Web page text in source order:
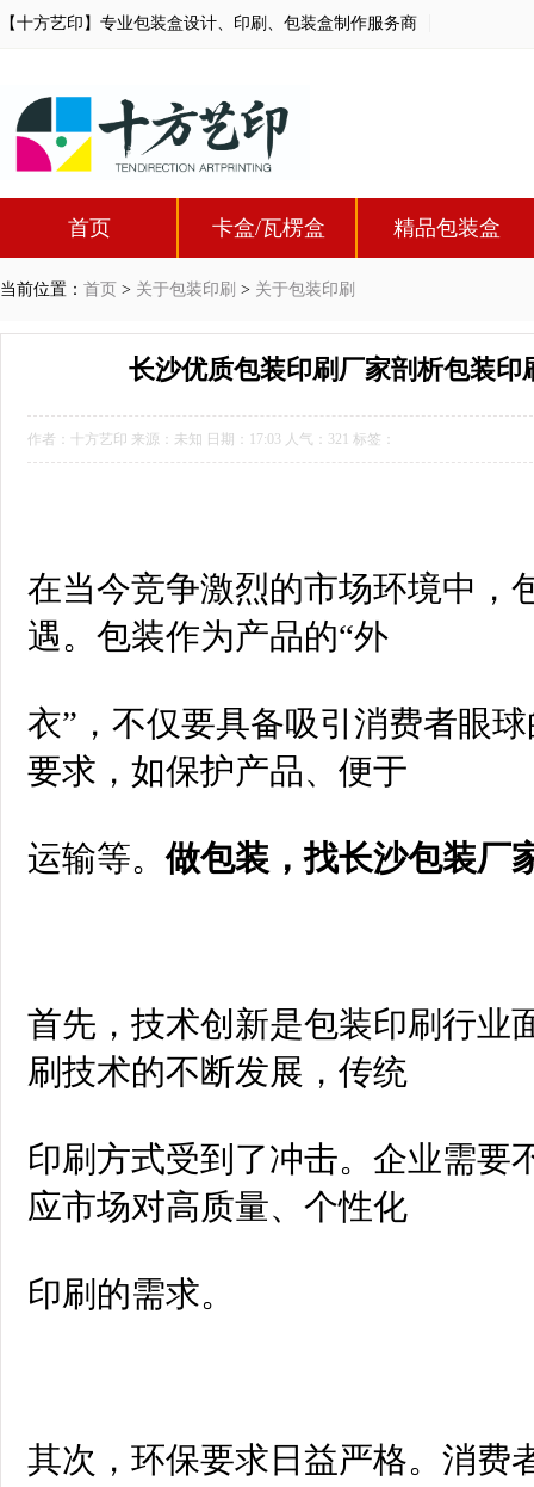
【十方艺印】专业包装盒设计、印刷、包装盒制作服务商
首页 卡盒/瓦楞盒 精品包装盒
当前位置： 首页 > 关于包装印刷 > 关于包装印刷
长沙优质包装印刷厂家剖析包装
作者：十方艺印 来源：未知 日期：17:03 人气： 321 标签：
在当今竞争激烈的市场环境中，
遇。包装作为产品的“外
衣”，不仅要具备吸引消费者眼
要求，如保护产品、便于
运输等。做包装，找长沙包装厂
首先，技术创新是包装印刷行业
刷技术的不断发展，传统
印刷方式受到了冲击。企业需要
应市场对高质量、个性化
印刷的需求。
其次，环保要求日益严格。消费